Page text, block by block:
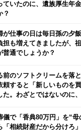
ていたのに、遺族厚生年
？
が仕事の日は毎日孫の夕
担も増えてきましたが、
普通でしょうか？
前のソフトクリームを落
頼すると「新しいものを
た。わざとではないのに
儀で「香典80万円」を“母
「相続財産だから分けろ